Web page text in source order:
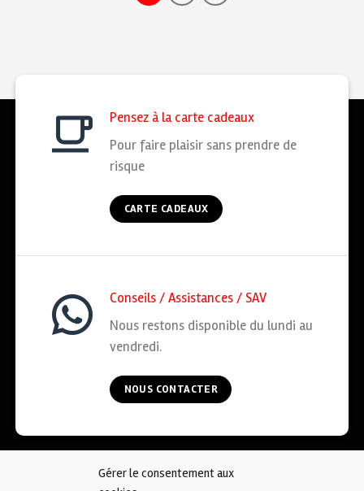
Gérer le consentement aux
Pensez à la carte cadeaux
Pour faire plaisir sans prendre de
risque
CARTE CADEAUX
Conseils / Assistances / SAV
Nous restons disponible du lundi au
vendredi.
NOUS CONTACTER
COOKIES CGV MENTIONS LÉGALES